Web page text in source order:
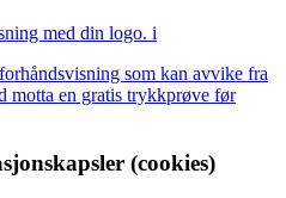
med din logo. i
som kan avvike fra
motta en gratis trykkprøve før
(cookies)